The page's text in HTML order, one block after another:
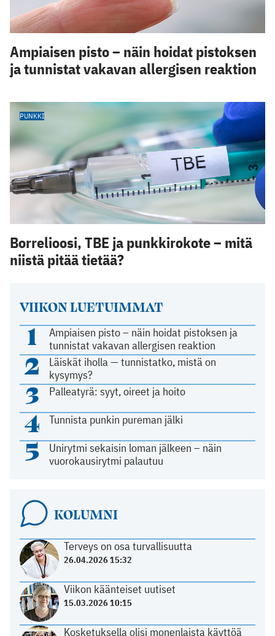
VIIKON LUETUIMMAT
1
Ampiaisen pisto – näin hoidat pistoksen ja
tunnistat vakavan allergisen reaktion
2
Läiskät iholla — tunnistatko, mistä on
kysymys?
3 Palleatyrä: syyt, oireet ja hoito
4 Tunnista punkin pureman jälki
5
Unirytmi sekaisin loman jälkeen – näin
vuorokausirytmi palautuu
KOLUMNI
Terveys on osa turvallisuutta
26.04.2026 15:32
Viikon käänteiset uutiset
15.03.2026 10:15
Kosketuksella olisi monenlaista käyttöä
Ampiaisen pisto – näin hoidat pistoksen
ja tunnistat vakavan allergisen reaktion
PUNKKI
Borrelioosi, TBE ja punkkirokote – mitä
niistä pitää tietää?